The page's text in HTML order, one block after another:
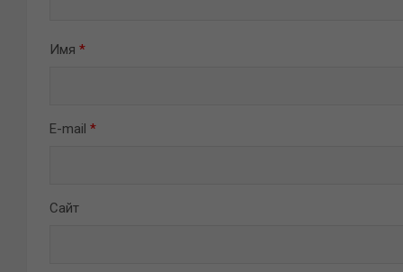
Имя *
E-mail *
Сайт